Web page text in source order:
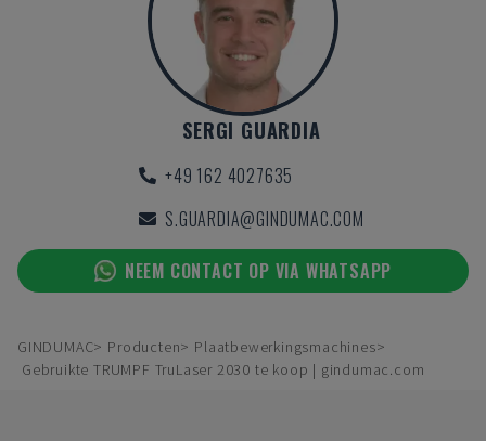
SERGI GUARDIA
+49 162 4027635
S.GUARDIA@GINDUMAC.COM
NEEM CONTACT OP VIA WHATSAPP
GINDUMAC Producten
Plaatbewerkingsmachines
Gebruikte TRUMPF TruLaser 2030 te koop | gindumac.com